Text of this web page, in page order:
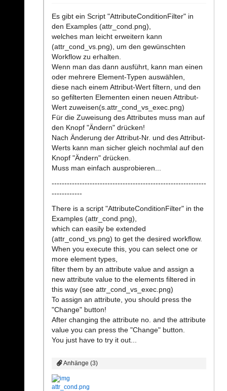
Es gibt ein Script "AttributeConditionFilter" in
den Examples (attr_cond.png),
welches man leicht erweitern kann
(attr_cond_vs.png), um den gewünschten
Workflow zu erhalten.
Wenn man das dann ausführt, kann man einen
oder mehrere Element-Typen auswählen,
diese nach einem Attribut-Wert filtern, und den
so gefilterten Elementen einen neuen Attribut-
Wert zuweisen(s.attr_cond_vs_exec.png)
Für die Zuweisung des Attributes muss man auf
den Knopf "Ändern" drücken!
Nach Änderung der Attribut-Nr. und des Attribut-
Werts kann man sicher gleich nochmlal auf den
Knopf "Ändern" drücken.
Muss man einfach ausprobieren...
-------------------------------------------------------------
------------
There is a script "AttributeConditionFilter" in the
Examples (attr_cond.png),
which can easily be extended
(attr_cond_vs.png) to get the desired workflow.
When you execute this, you can select one or
more element types,
filter them by an attribute value and assign a
new attribute value to the elements filtered in
this way (see attr_cond_vs_exec.png)
To assign an attribute, you should press the
"Change" button!
After changing the attribute no. and the attribute
value you can press the "Change" button.
You just have to try it out...
Anhänge (3)
attr_cond.png